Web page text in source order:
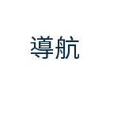
導航